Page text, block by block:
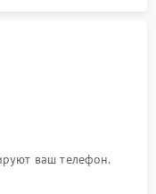
ваш телефон.